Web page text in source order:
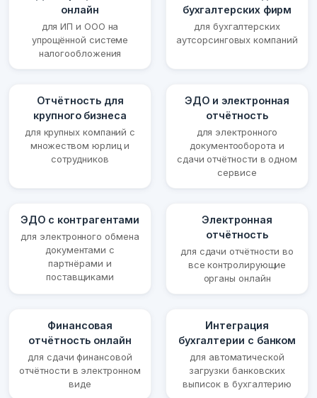
онлайн
для ИП и ООО на
упрощённой системе
налогообложения
бухгалтерских фирм
для бухгалтерских
аутсорсинговых компаний
Отчётность для
крупного бизнеса
для крупных компаний с
множеством юрлиц и
сотрудников
ЭДО и электронная
отчётность
для электронного
документооборота и
сдачи отчётности в одном
сервисе
ЭДО с контрагентами
для электронного обмена
документами с
партнёрами и
поставщиками
Электронная
отчётность
для сдачи отчётности во
все контролирующие
органы онлайн
Финансовая
отчётность онлайн
для сдачи финансовой
отчётности в электронном
виде
Интеграция
бухгалтерии с банком
для автоматической
загрузки банковских
выписок в бухгалтерию